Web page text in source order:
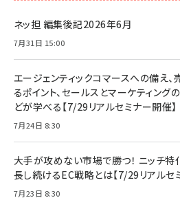
ネッ担 編集後記2026年6月
7月31日 15:00
エージェンティックコマースへの備え
るポイント、セールスとマーケティン
どが学べる【7/29リアルセミナー開催】
7月24日 8:30
大手が攻めない市場で勝つ！ ニッチ
長し続けるEC戦略とは【7/29リアルセ
7月23日 8:30